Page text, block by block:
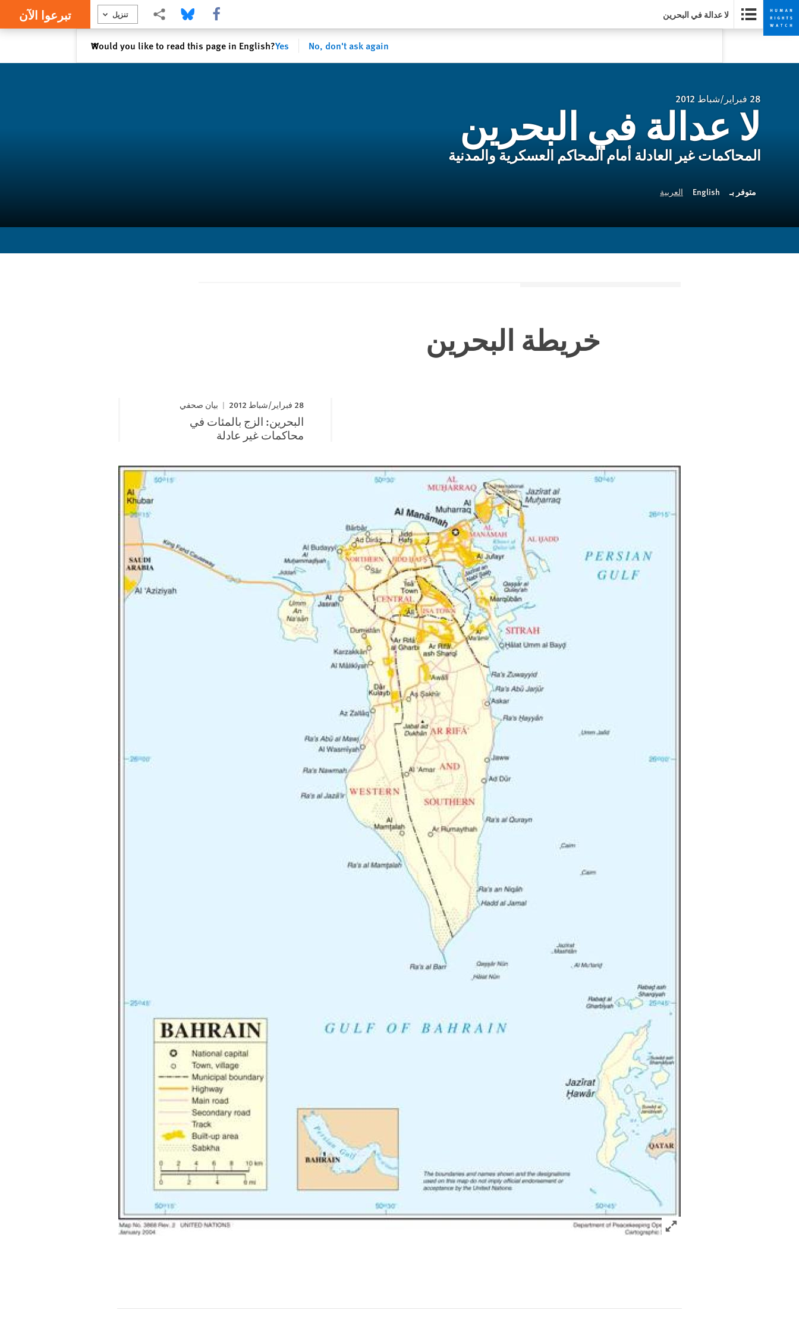
Skip
cookie
Skip
main
لا عدالة في البحرين Share this via Facebook
Share this via Bluesky
Share this via مشاركةتنزيل تبرعوا الآن
Would you like to read this page in English?Yes No, don't ask again
✕إغلاق
28 فبراير/شباط 2012
لا عدالة في البحرين
المحاكمات غير العادلة أمام المحاكم العسكرية والمدنية
متوفر بـ English العربية
خريطة البحرين
28 فبراير/شباط 2012 بيان صحفي
البحرين: الزج بالمئات في
محاكمات غير عادلة
Click to expand Image